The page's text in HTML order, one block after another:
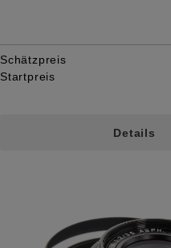
Schätzpreis
Startpreis
Details